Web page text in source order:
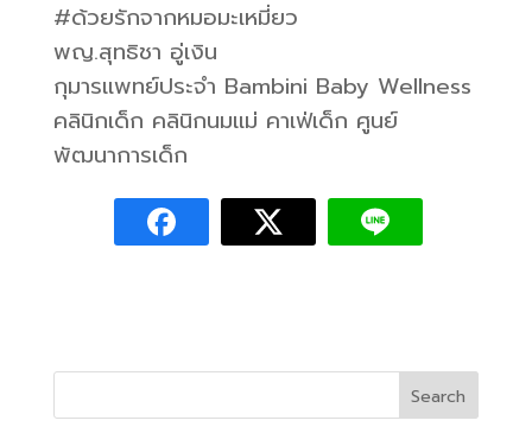
#ด้วยรักจากหมอมะเหมี่ยว
พญ.สุทธิชา อู่เงิน
กุมารแพทย์ประจำ Bambini Baby Wellness
คลินิกเด็ก คลินิกนมแม่ คาเฟ่เด็ก ศูนย์
พัฒนาการเด็ก